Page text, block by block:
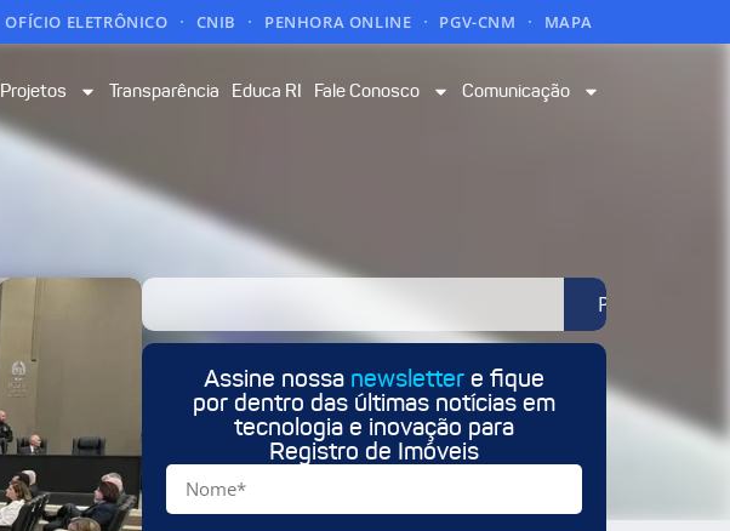
OFÍCIO ELETRÔNICO CNIB PENHORA ONLINE PGV-CNM MAPA
Projetos Transparência Educa RI Fale Conosco Comunicação
Pesquisar
Assine nossa newslettere fique
por dentro das últimas notícias em
tecnologia e inovação para
Registro de Imóveis